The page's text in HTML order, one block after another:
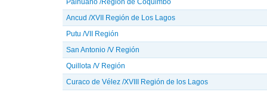
Paihuano /Región de Coquimbo
Ancud /XVII Región de Los Lagos
Putu /VII Región
San Antonio /V Región
Quillota /V Región
Curaco de Vélez /XVIII Región de los Lagos